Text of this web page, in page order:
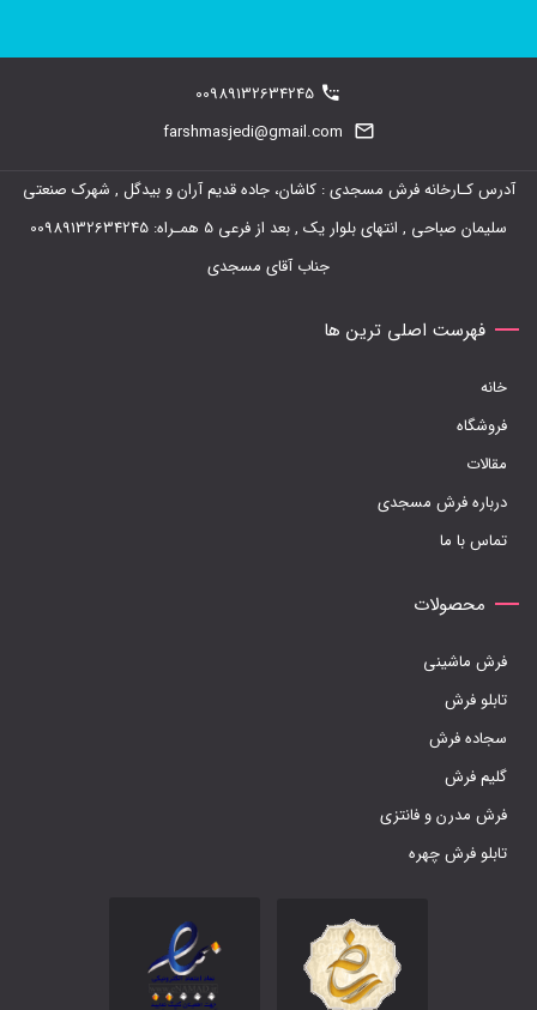
می
باشد.
است
صفحه
محصول
انتخاب
00989132634245
farshmasjedi@gmail.com
آدرس کـارخانه فرش مسجدی : کاشان، جاده قدیم آران و بیدگل , شهرک صنعتی
سلیمان صباحی , انتهای بلوار یک , بعد از فرعی 5 همـراه: 00989132634245
جناب آقای مسجدی
فهرست اصلی ترین ها
خانه
فروشگاه
مقالات
درباره فرش مسجدی
تماس با ما
محصولات
فرش ماشینی
تابلو فرش
سجاده فرش
گلیم فرش
فرش مدرن و فانتزی
تابلو فرش چهره